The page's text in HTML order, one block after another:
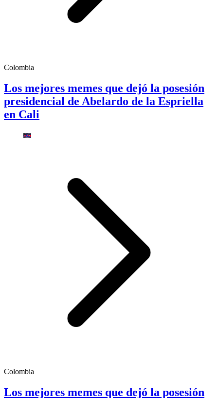
Colombia
Los mejores memes que dejó la posesión
presidencial de Abelardo de la Espriella
en Cali
Colombia
Los mejores memes que dejó la posesión